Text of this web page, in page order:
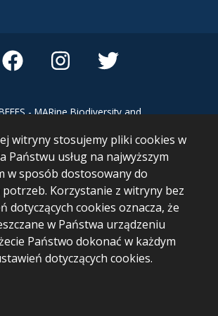
witryny stosujemy pliki cookies w
Państwu usług na najwyższym
w sposób dostosowany do
Korzystanie z witryny bez
dotyczących cookies oznacza, że
w Państwa urządzeniu
Państwo dokonać w każdym
dotyczących cookies.
- MARine Biodiversity and
Services MARBEFES project
funding from the European
Horizon Europe research and
programme under Grant
Agreement no 101060937
realization: